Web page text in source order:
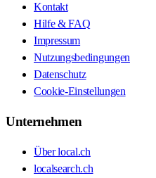
Kontakt
Hilfe & FAQ
Impressum
Nutzungsbedingungen
Datenschutz
Cookie-Einstellungen
Unternehmen
Über local.ch
localsearch.ch